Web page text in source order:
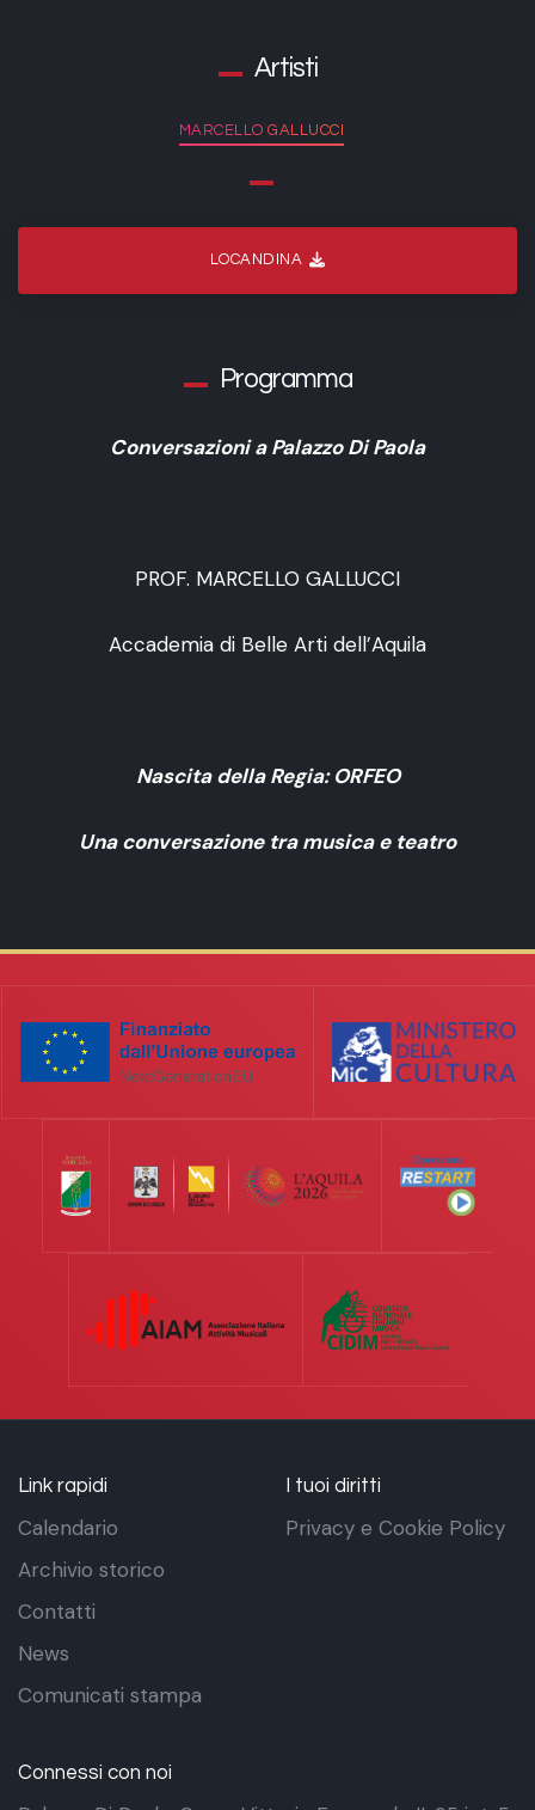
Artisti
MARCELLO GALLUCCI
LOCANDINA
Programma
Conversazioni a Palazzo Di Paola
PROF. MARCELLO GALLUCCI
Accademia di Belle Arti dell’Aquila
Nascita della Regia: ORFEO
Una conversazione tra musica e teatro
Link rapidi
Calendario
Archivio storico
Contatti
News
Comunicati stampa
I tuoi diritti
Privacy e Cookie Policy
Connessi con noi